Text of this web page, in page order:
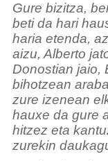
Gure bizitza,
beti da hari
haria etenda,
aizu, Alberto
Donostian jaio,
bihotzean
zure izenean
hauxe da gure
hitzez eta
zurekin